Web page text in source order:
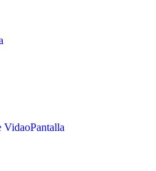
VidaoPantalla